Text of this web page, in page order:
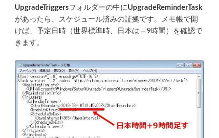
UpgradeTriggersフォルダーの中に UpgradeReminderTask
があったら、スケジュール済みの証拠です。メモ帳で開
けば、予定日時（世界標準時、日本は＋9時間）を確認で
きます。